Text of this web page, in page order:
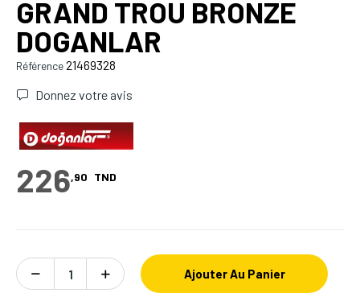
GRAND TROU BRONZE
DOGANLAR
Référence21469328
Donnez votre avis
226,90 TND
Ajouter Au Panier